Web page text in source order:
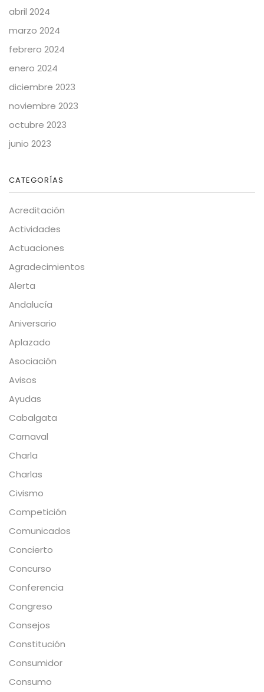
abril 2024
marzo 2024
febrero 2024
enero 2024
diciembre 2023
noviembre 2023
octubre 2023
junio 2023
CATEGORÍAS
Acreditación
Actividades
Actuaciones
Agradecimientos
Alerta
Andalucía
Aniversario
Aplazado
Asociación
Avisos
Ayudas
Cabalgata
Carnaval
Charla
Charlas
Civismo
Competición
Comunicados
Concierto
Concurso
Conferencia
Congreso
Consejos
Constitución
Consumidor
Consumo